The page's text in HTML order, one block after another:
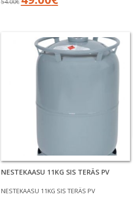
54.00€hinta
hinta
NESTEKAASU 11KG SIS TERÄS PV
NESTEKAASU 11KG SIS TERÄS PV